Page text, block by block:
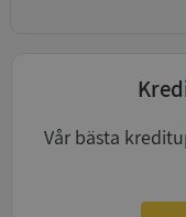
Vår bästa